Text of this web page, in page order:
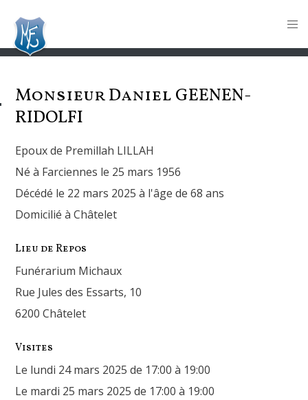
Monsieur Daniel GEENEN-
RIDOLFI
Epoux de Premillah LILLAH
Né à Farciennes le 25 mars 1956
Décédé le 22 mars 2025 à l'âge de 68 ans
Domicilié à Châtelet
Lieu de Repos
Funérarium Michaux
Rue Jules des Essarts, 10
6200 Châtelet
Visites
Le lundi 24 mars 2025 de 17:00 à 19:00
Le mardi 25 mars 2025 de 17:00 à 19:00